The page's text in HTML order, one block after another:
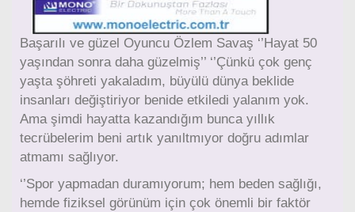
Başarılı ve güzel Oyuncu Özlem Savaş ‘’Hayat 50
yaşından sonra daha güzelmiş’’ ‘’Çünkü çok genç
yaşta şöhreti yakaladım, büyülü dünya beklide
insanları değiştiriyor benide etkiledi yalanım yok.
Ama şimdi hayatta kazandığım bunca yıllık
tecrübelerim beni artık yanıltmıyor doğru adımlar
atmamı sağlıyor.
‘’Spor yapmadan duramıyorum; hem beden sağlığı,
hemde fiziksel görünüm için çok önemli bir faktör